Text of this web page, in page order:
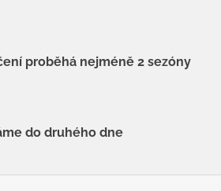
proběhá nejméně 2 sezóny
do druhého dne